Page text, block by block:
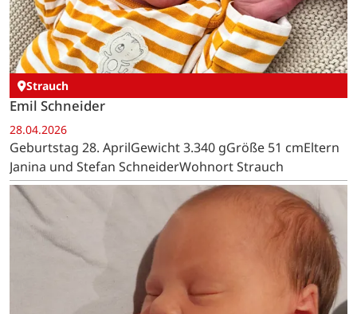
Strauch
Emil Schneider
28.04.2026
Geburtstag 28. AprilGewicht 3.340 gGröße 51 cmEltern
Janina und Stefan SchneiderWohnort Strauch